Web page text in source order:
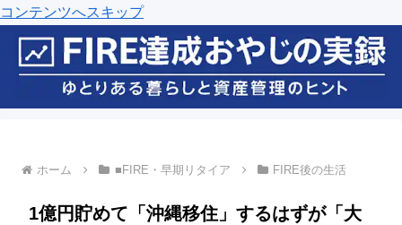
コンテンツへスキップ
ホーム ■FIRE・早期リタイア FIRE後の生活
1億円貯めて「沖縄移住」するはずが「大